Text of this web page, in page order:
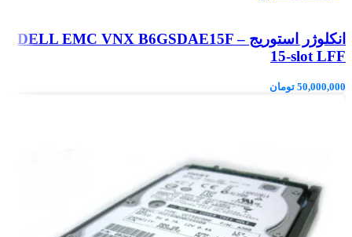
انکلوژر استوریج DELL EMC VNX B6GSDAE15F –
15-slot LFF
50,000,000 تومان